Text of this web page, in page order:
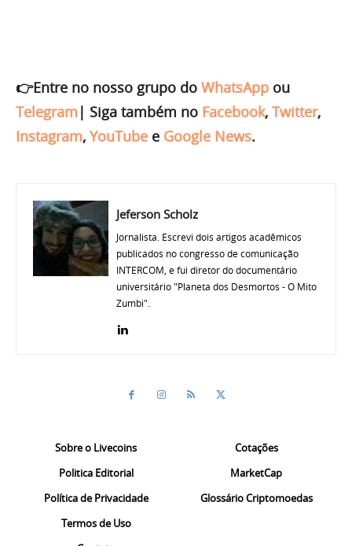
👉Entre no nosso grupo do WhatsApp ou
Telegram | Siga também no Facebook, Twitter,
Instagram, YouTube e Google News.
Jeferson Scholz
Jornalista. Escrevi dois artigos acadêmicos
publicados no congresso de comunicação
INTERCOM, e fui diretor do documentário
universitário "Planeta dos Desmortos - O Mito
Zumbi".
Sobre o Livecoins
Politica Editorial
Política de Privacidade
Termos de Uso
Cotações
MarketCap
Glossário Criptomoedas